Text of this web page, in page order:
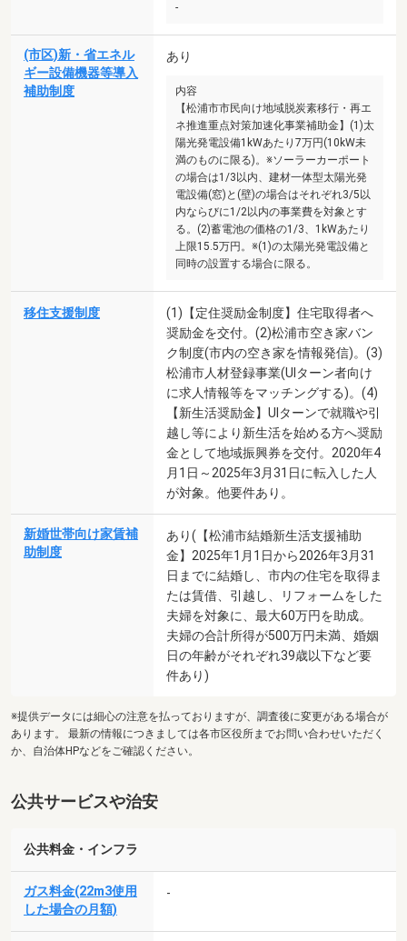
-
(市区)新・省エネル
ギー設備機器等導入
補助制度
あり
内容
【松浦市市民向け地域脱炭素移行・再エ
ネ推進重点対策加速化事業補助金】(1)太
陽光発電設備1kWあたり7万円(10kW未
満のものに限る)。※ソーラーカーポート
の場合は1/3以内、建材一体型太陽光発
電設備(窓)と(壁)の場合はそれぞれ3/5以
内ならびに1/2以内の事業費を対象とす
る。(2)蓄電池の価格の1/3、1kWあたり
上限15.5万円。※(1)の太陽光発電設備と
同時の設置する場合に限る。
移住支援制度
(1)【定住奨励金制度】住宅取得者へ
奨励金を交付。(2)松浦市空き家バン
ク制度(市内の空き家を情報発信)。(3)
松浦市人材登録事業(UIターン者向け
に求人情報等をマッチングする)。(4)
【新生活奨励金】UIターンで就職や引
越し等により新生活を始める方へ奨励
金として地域振興券を交付。2020年4
月1日～2025年3月31日に転入した人
が対象。他要件あり。
新婚世帯向け家賃補
助制度
あり(【松浦市結婚新生活支援補助
金】2025年1月1日から2026年3月31
日までに結婚し、市内の住宅を取得ま
たは賃借、引越し、リフォームをした
夫婦を対象に、最大60万円を助成。
夫婦の合計所得が500万円未満、婚姻
日の年齢がそれぞれ39歳以下など要
件あり)
※提供データには細心の注意を払っておりますが、調査後に変更がある場合が
あります。 最新の情報につきましては各市区役所までお問い合わせいただく
か、自治体HPなどをご確認ください。
公共サービスや治安
公共料金・インフラ
ガス料金(22m3使用
した場合の月額)
-